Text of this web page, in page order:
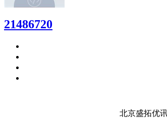
21486720
北京盛拓优